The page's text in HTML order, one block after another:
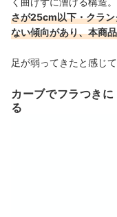
さが25cm以下・クラ
ない傾向があり、本商
足が弱ってきたと感じ
カーブでフラつき
る